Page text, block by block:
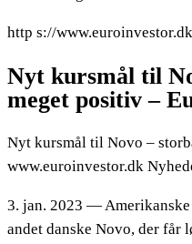
http s://
Nyt kursmål til
meget positiv –
Nyt kursmål til Novo –
www.euroinvestor.dk
3. jan. 2023 —
andet danske Novo, der får